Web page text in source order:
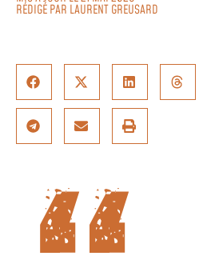
RÉDIGÉ PAR LAURENT GREUSARD